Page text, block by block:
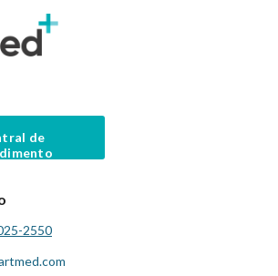
de
2550